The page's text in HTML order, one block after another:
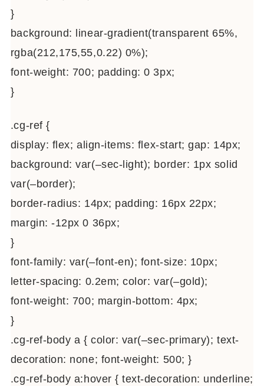
}
background: linear-gradient(transparent 65%,
rgba(212,175,55,0.22) 0%);
font-weight: 700; padding: 0 3px;
}
.cg-ref {
display: flex; align-items: flex-start; gap: 14px;
background: var(–sec-light); border: 1px solid
var(–border);
border-radius: 14px; padding: 16px 22px;
margin: -12px 0 36px;
}
font-family: var(–font-en); font-size: 10px;
letter-spacing: 0.2em; color: var(–gold);
font-weight: 700; margin-bottom: 4px;
}
.cg-ref-body a { color: var(–sec-primary); text-
decoration: none; font-weight: 500; }
.cg-ref-body a:hover { text-decoration: underline;